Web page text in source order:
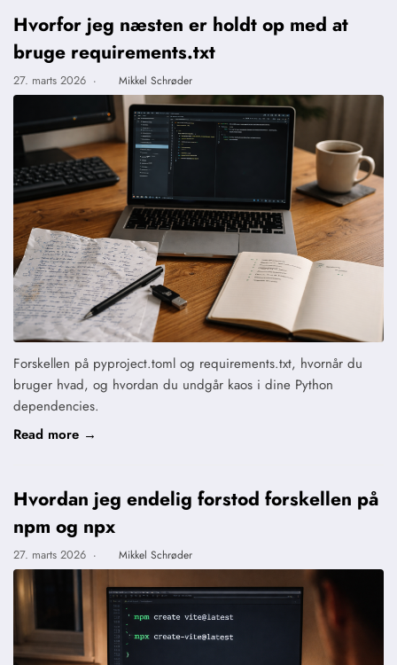
Hvorfor jeg næsten er holdt op med at
bruge requirements.txt
27. marts 2026 · Mikkel Schrøder
Forskellen på pyproject.toml og requirements.txt, hvornår du
bruger hvad, og hvordan du undgår kaos i dine Python
dependencies.
Read more →
Hvordan jeg endelig forstod forskellen på
npm og npx
27. marts 2026 · Mikkel Schrøder